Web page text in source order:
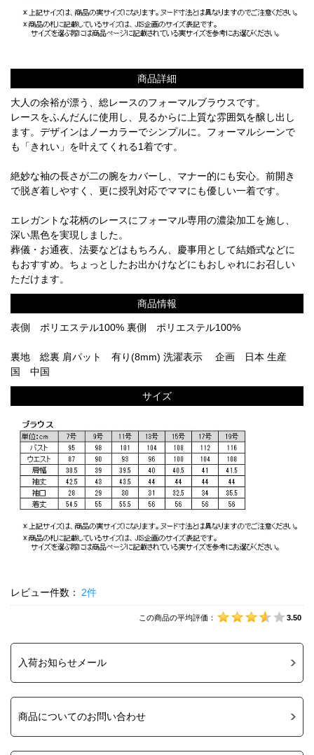
商品詳細
大人の余裕が漂う、総レースのフォーマルブラウスです。
レースをふんだんに使用し、見るからに上質な雰囲気を醸し出し
ます。デザインはノーカラーでシンプルに。フォーマルシーンで
も「きれい」を叶えてくれる1着です。
絶妙な袖の長さが二の腕をカバーし、マナー的にも安心。前開き
で脱ぎ着しやすく、更に授乳対応でママにも優しい一着です。
エレガントな花柄のレースにフォーマル専用の濃染加工を施し、
深い黒色を実現しました。
葬儀・お通夜、法要などはもちろん、慶事用として結婚式などに
もおすすめ。ちょっとしたお出かけなどにもおしゃれにお召しい
ただけます。
商品情報
表側 ポリエステル100% 裏側 ポリエステル100%
裏地 総裏 肩パット 有り(8mm) 洗濯表示 企画 日本 生産
国 中国
サイズ
レビュー件数： 2件
この商品の平均評価： 3.50
入荷お知らせメール
商品についてのお問い合わせ